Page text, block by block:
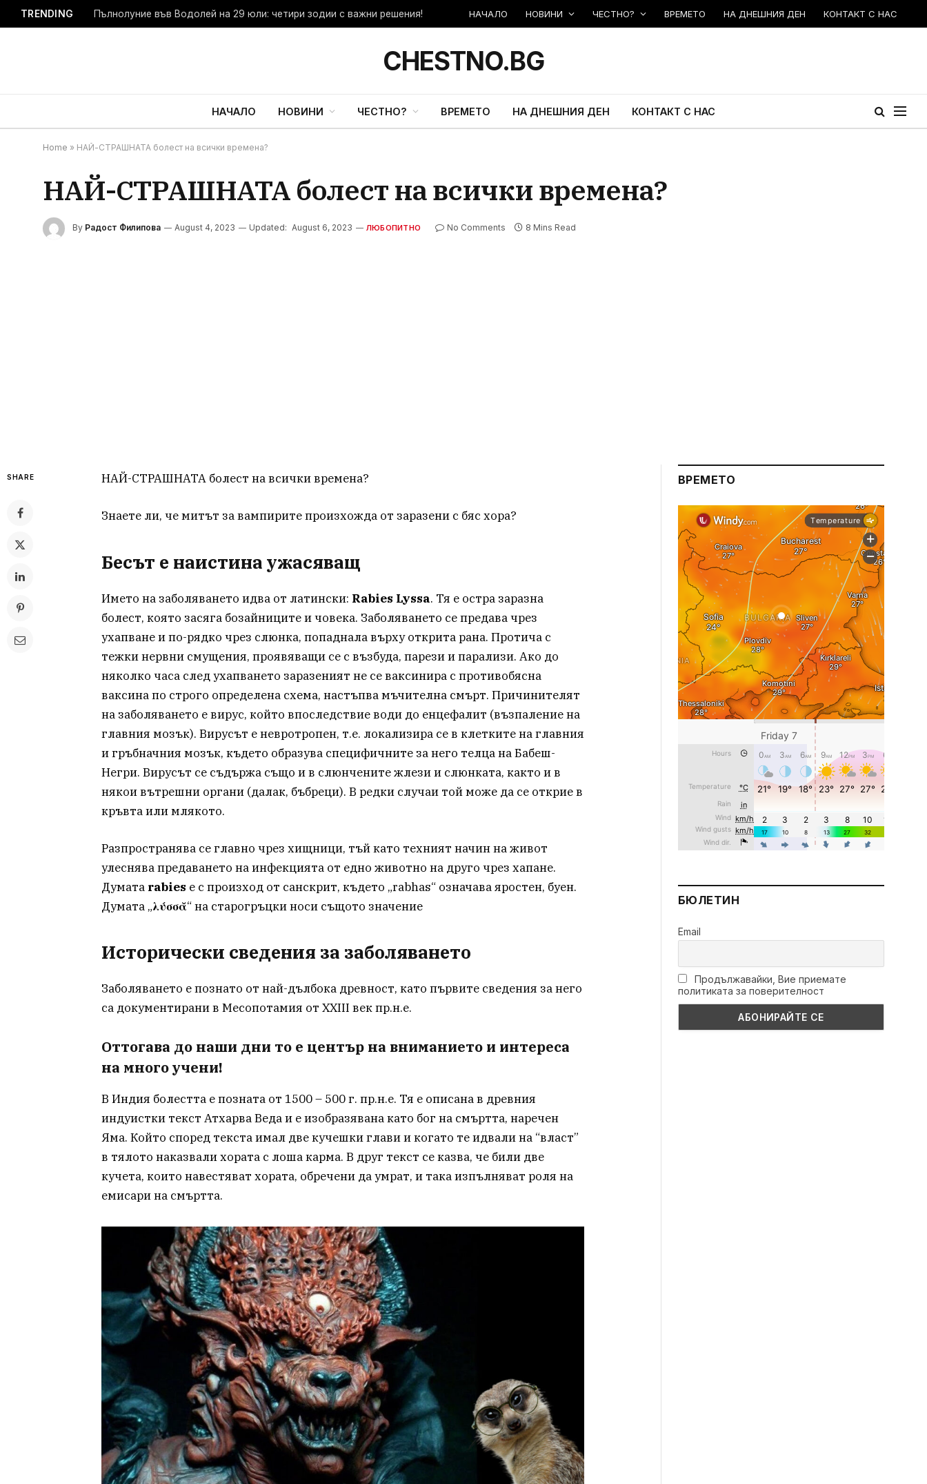
TRENDING Мечки и хора: Европа търси нов подход НАЧАЛО НОВИНИ ЧЕСТНО? ВРЕМЕТО НА ДНЕШНИЯ ДЕН КОНТАКТ С НАС
CHESTNO.BG
НАЧАЛО НОВИНИ ЧЕСТНО? ВРЕМЕТО НА ДНЕШНИЯ ДЕН КОНТАКТ С НАС
Home » НАЙ-СТРАШНАТА болест на всички времена?
НАЙ-СТРАШНАТА болест на всички времена?
By Радост Филипова August 4, 2023 Updated: August 6, 2023 ЛЮБОПИТНО No Comments 8 Mins Read
SHARE НАЙ-СТРАШНАТА болест на всички времена?
Знаете ли, че митът за вампирите произхожда от заразени с бяс хора?
Бесът е наистина ужасяващ
Името на заболяването идва от латински: Rabies Lyssa. Тя е остра заразна
болест, която засяга бозайниците и човека. Заболяването се предава чрез
ухапване и по-рядко чрез слюнка, попаднала върху открита рана. Протича с
тежки нервни смущения, проявяващи се с възбуда, парези и парализи. Ако до
няколко часа след ухапването заразеният не се ваксинира с противобясна
ваксина по строго определена схема, настъпва мъчителна смърт. Причинителят
на заболяването е вирус, който впоследствие води до енцефалит (възпаление на
главния мозък). Вирусът е невротропен, т.е. локализира се в клетките на главния
и гръбначния мозък, където образува специфичните за него телца на Бабеш-
Негри. Вирусът се съдържа също и в слюнчените жлези и слюнката, както и в
някои вътрешни органи (далак, бъбреци). В редки случаи той може да се открие в
кръвта или млякото.
Разпространява се главно чрез хищници, тъй като техният начин на живот
улеснява предаването на инфекцията от едно животно на друго чрез хапане.
Думата rabies е с произход от санскрит, където „rabhas“ означава яростен, буен.
Думата „λύσσᾰ“ на старогръцки носи същото значение
Исторически сведения за заболяването
Заболяването е познато от най-дълбока древност, като първите сведения за него
са документирани в Месопотамия от XXIII век пр.н.е.
Оттогава до наши дни то е център на вниманието и интереса
на много учени!
В Индия болестта е позната от 1500 – 500 г. пр.н.е. Тя е описана в древния
индуистки текст Атхарва Веда и е изобразявана като бог на смъртта, наречен
Яма. Който според текста имал две кучешки глави и когато те идвали на “власт”
в тялото наказвали хората с лоша карма. В друг текст се казва, че били две
кучета, които навестяват хората, обречени да умрат, и така изпълняват роля на
емисари на смъртта.
ВРЕМЕТО
БЮЛЕТИН
Email
Продължавайки, Вие приемате
политиката за поверителност